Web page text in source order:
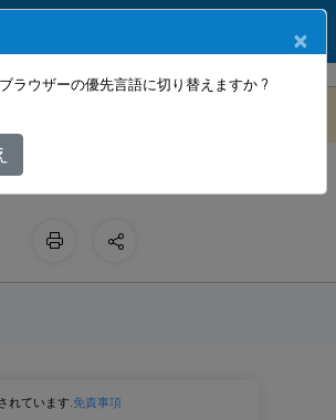
Citrix SD-WAN 11.4
れています.免責事項
と代理ユーザーの作成
×
ラウザーの優先言語に切り替えますか ?